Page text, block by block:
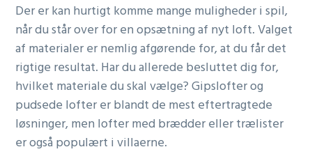
Der er kan hurtigt komme mange muligheder i spil,
når du står over for en opsætning af nyt loft. Valget
af materialer er nemlig afgørende for, at du får det
rigtige resultat. Har du allerede besluttet dig for,
hvilket materiale du skal vælge? Gipslofter og
pudsede lofter er blandt de mest eftertragtede
løsninger, men lofter med brædder eller trælister
er også populært i villaerne.